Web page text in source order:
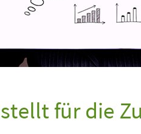
für die